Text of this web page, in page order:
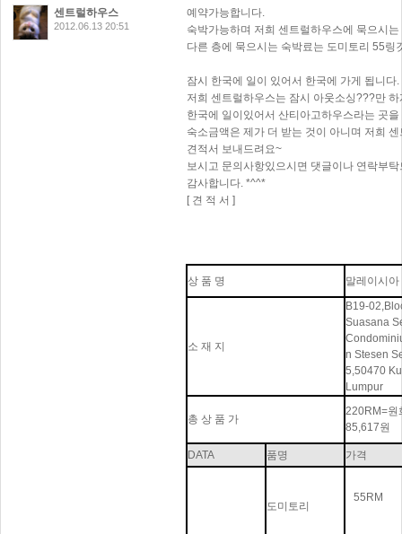
센트럴하우스
2012.06.13 20:51
예약가능합니다.
숙박가능하며 저희 센트럴하우스에 묵으시
다른 층에 묵으시는 숙박료는 도미토리 55링
잠시 한국에 일이 있어서 한국에 가게 됩니다.
저희 센트럴하우스는 잠시 아웃소싱???만
한국에 일이있어서 산티아고하우스라는 곳
숙소금액은 제가 더 받는 것이 아니며 저희
견적서 보내드려요~
보시고 문의사항있으시면 댓글이나 연락부
감사합니다. *^^*
[ 견 적 서 ]
상 품 명 말레이시
소 재 지
B19-
Suasana
n Stesen
5,50470
Lumpur
총 상 품 가
220RM=원
85,617원
DATA 품명 가격
도미토리
55RM